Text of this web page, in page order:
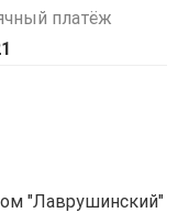
платёж
"Лаврушинский"